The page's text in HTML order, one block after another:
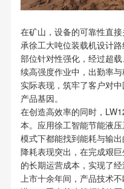
在矿山，设备的可靠性直
承徐工大吨位装载机设计
部位针对性强化，经过超
续高强度作业中，出勤率
实际表现，筑牢了客户对
产品基因。
在创造高效率的同时，
本。应用徐工智能节能液
模式下都能找到能耗与输
降耗表现突出，在完成艰
的长期运营成本，实现了
上市十余年间，产品技术不